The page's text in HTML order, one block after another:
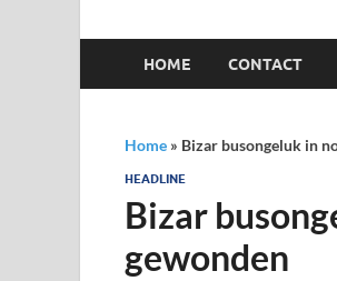
HOME CONTACT
Home » Bizar busongeluk in
HEADLINE
Bizar
gewonden